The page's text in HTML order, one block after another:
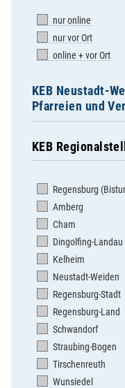
nur online
nur vor Ort
online + vor Ort
KEB Neustadt-
Pfarreien und
Bechtsrieth, St.
Burkhardsreuth,
Eschenbach, St.
Eslarn, Maria
Etzenricht, St.
Floß, St. Johannes
Flossenbürg, St.
Grafenwöhr, Hl.
Kaltenbrunn, St.
Kirchenthumbach,
Kohlberg, Herz Jesu
KEB
Regensburg
Amberg
Cham
Dingolfing-Landau
Kelheim
Neustadt-Weiden
Regensburg-Stadt
Regensburg-Land
Schwandorf
Straubing-Bogen
Tirschenreuth
Wunsiedel